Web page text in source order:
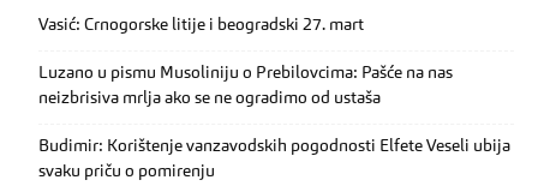
Vasić: Crnogorske litije i beogradski 27. mart
Luzano u pismu Musoliniju o Prebilovcima: Pašće na nas
neizbrisiva mrlja ako se ne ogradimo od ustaša
Budimir: Korištenje vanzavodskih pogodnosti Elfete Veseli ubija
svaku priču o pomirenju